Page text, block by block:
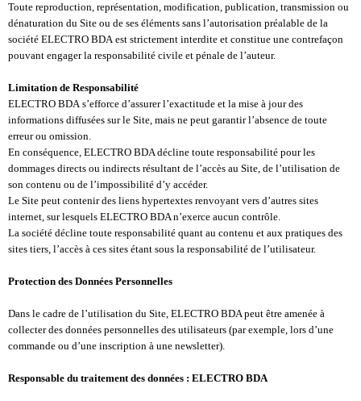
Toute reproduction, représentation, modification, publication, transmission ou
dénaturation du Site ou de ses éléments sans l’autorisation préalable de la
société ELECTRO BDA est strictement interdite et constitue une contrefaçon
pouvant engager la responsabilité civile et pénale de l’auteur.
Limitation de Responsabilité
ELECTRO BDA s’efforce d’assurer l’exactitude et la mise à jour des
informations diffusées sur le Site, mais ne peut garantir l’absence de toute
erreur ou omission.
En conséquence, ELECTRO BDA décline toute responsabilité pour les
dommages directs ou indirects résultant de l’accès au Site, de l’utilisation de
son contenu ou de l’impossibilité d’y accéder.
Le Site peut contenir des liens hypertextes renvoyant vers d’autres sites
internet, sur lesquels ELECTRO BDA n’exerce aucun contrôle.
La société décline toute responsabilité quant au contenu et aux pratiques des
sites tiers, l’accès à ces sites étant sous la responsabilité de l’utilisateur.
Protection des Données Personnelles
Dans le cadre de l’utilisation du Site, ELECTRO BDA peut être amenée à
collecter des données personnelles des utilisateurs (par exemple, lors d’une
commande ou d’une inscription à une newsletter).
Responsable du traitement des données : ELECTRO BDA